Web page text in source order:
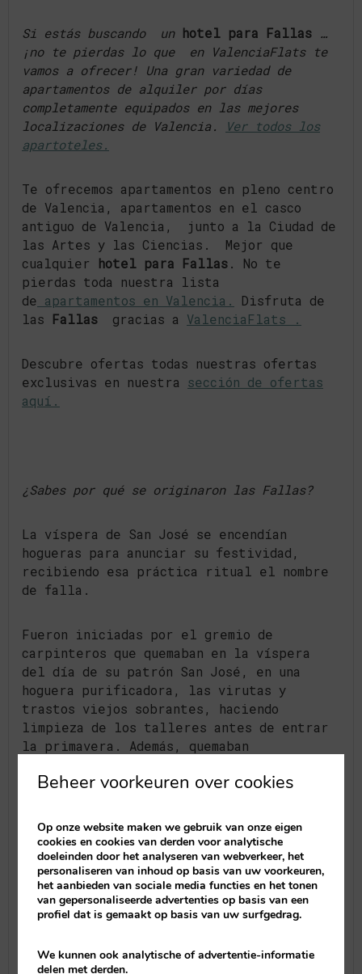
Si estás buscando un hotel para Fallas …
¡no te pierdas lo que en ValenciaFlats te
vamos a ofrecer! Una gran variedad de
apartamentos de alquiler por días
completamente equipados en las mejores
localizaciones de Valencia.
Ver todos los
apartoteles.
Te ofrecemos apartamentos en pleno centro
de Valencia, apartamentos en el casco
antiguo de Valencia, junto a la Ciudad de
las Artes y las Ciencias. Mejor que
cualquier
hotel para Fallas . No te
pierdas toda nuestra lista
de apartamentos en Valencia.
Disfruta de
las
Fallas gracias a ValenciaFlats .
Descubre ofertas todas nuestras ofertas
exclusivas en nuestra sección de ofertas
aquí.
¿Sabes por qué se originaron las Fallas?
La víspera de San José se encendían
hogueras para anunciar su festividad,
recibiendo esa práctica ritual el nombre
de falla.
Fueron iniciadas por el gremio de
carpinteros que quemaban en la víspera
del día de su patrón San José, en una
hoguera purificadora, las virutas y
trastos viejos sobrantes, haciendo
limpieza de los talleres antes de entrar
la primavera. Además, quemaban
colgaban los candiles que les daban luz)
llegada de la primavera, y al hacerse los
días más largos, ya no eran necesarios.
Según esta teoría, la inventiva popular
le dio forma humana a estosparots. Esta
leyenda romántica del origen de la fiesta
contrasta con la documentación conservada
la construcción de fallas en su víspera,
sino la festividad religiosa del propio
Beheer voorkeuren over cookies
Op onze website maken we gebruik van onze eigen
cookies en cookies van derden voor analytische
doeleinden door het analyseren van webverkeer, het
personaliseren van inhoud op basis van uw voorkeuren,
het aanbieden van sociale media functies en het tonen
van gepersonaliseerde advertenties op basis van een
profiel dat is gemaakt op basis van uw surfgedrag.
We kunnen ook analytische of advertentie-informatie
delen met derden.